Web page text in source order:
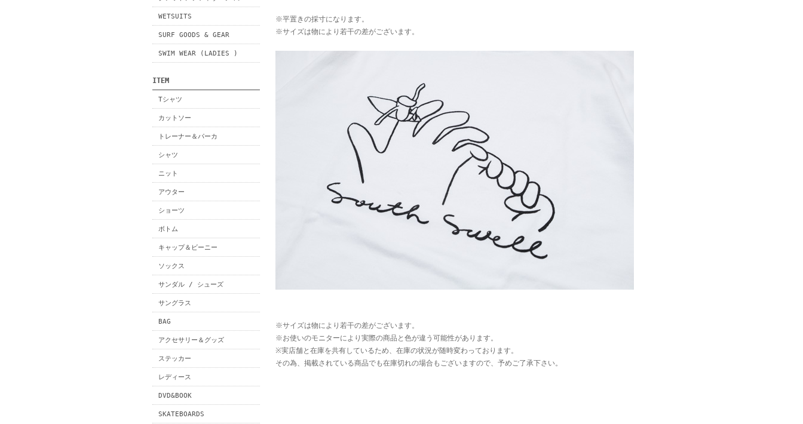
WETSUITS
SURF GOODS & GEAR
SWIM WEAR (LADIES )
ITEM
Tシャツ
カットソー
トレーナー＆パーカ
シャツ
ニット
アウター
ショーツ
ボトム
キャップ＆ビーニー
ソックス
サンダル / シューズ
サングラス
BAG
アクセサリー＆グッズ
ステッカー
レディース
DVD&BOOK
SKATEBOARDS
※平置きの採寸になります。
※サイズは物により若干の差がございます。
※サイズは物により若干の差がございます。
※お使いのモニターにより実際の商品と色が違う可能性があります。
※実店舗と在庫を共有しているため、在庫の状況が随時変わっております。
その為、掲載されている商品でも在庫切れの場合もございますので、予めご了承下さい。